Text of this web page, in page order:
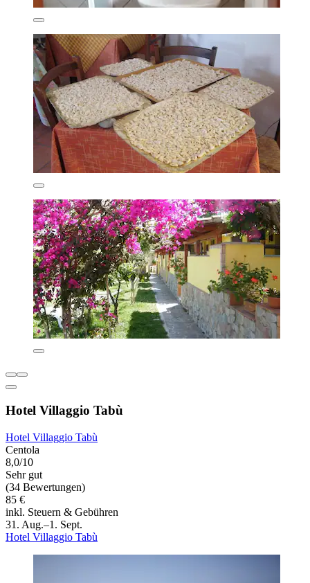
Hotel Villaggio Tabù
Hotel Villaggio Tabù
Centola
8,0/10
Sehr gut
(34 Bewertungen)
85 €
inkl. Steuern & Gebühren
31. Aug.–1. Sept.
Hotel Villaggio Tabù